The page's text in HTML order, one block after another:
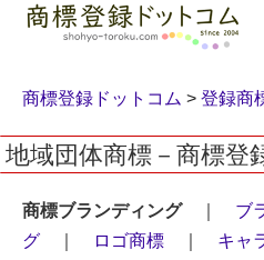
商標登録ドットコム > 登録商
地域団体商標－商標
商標ブランディング｜ ブ
グ
ロゴ商標
キャ